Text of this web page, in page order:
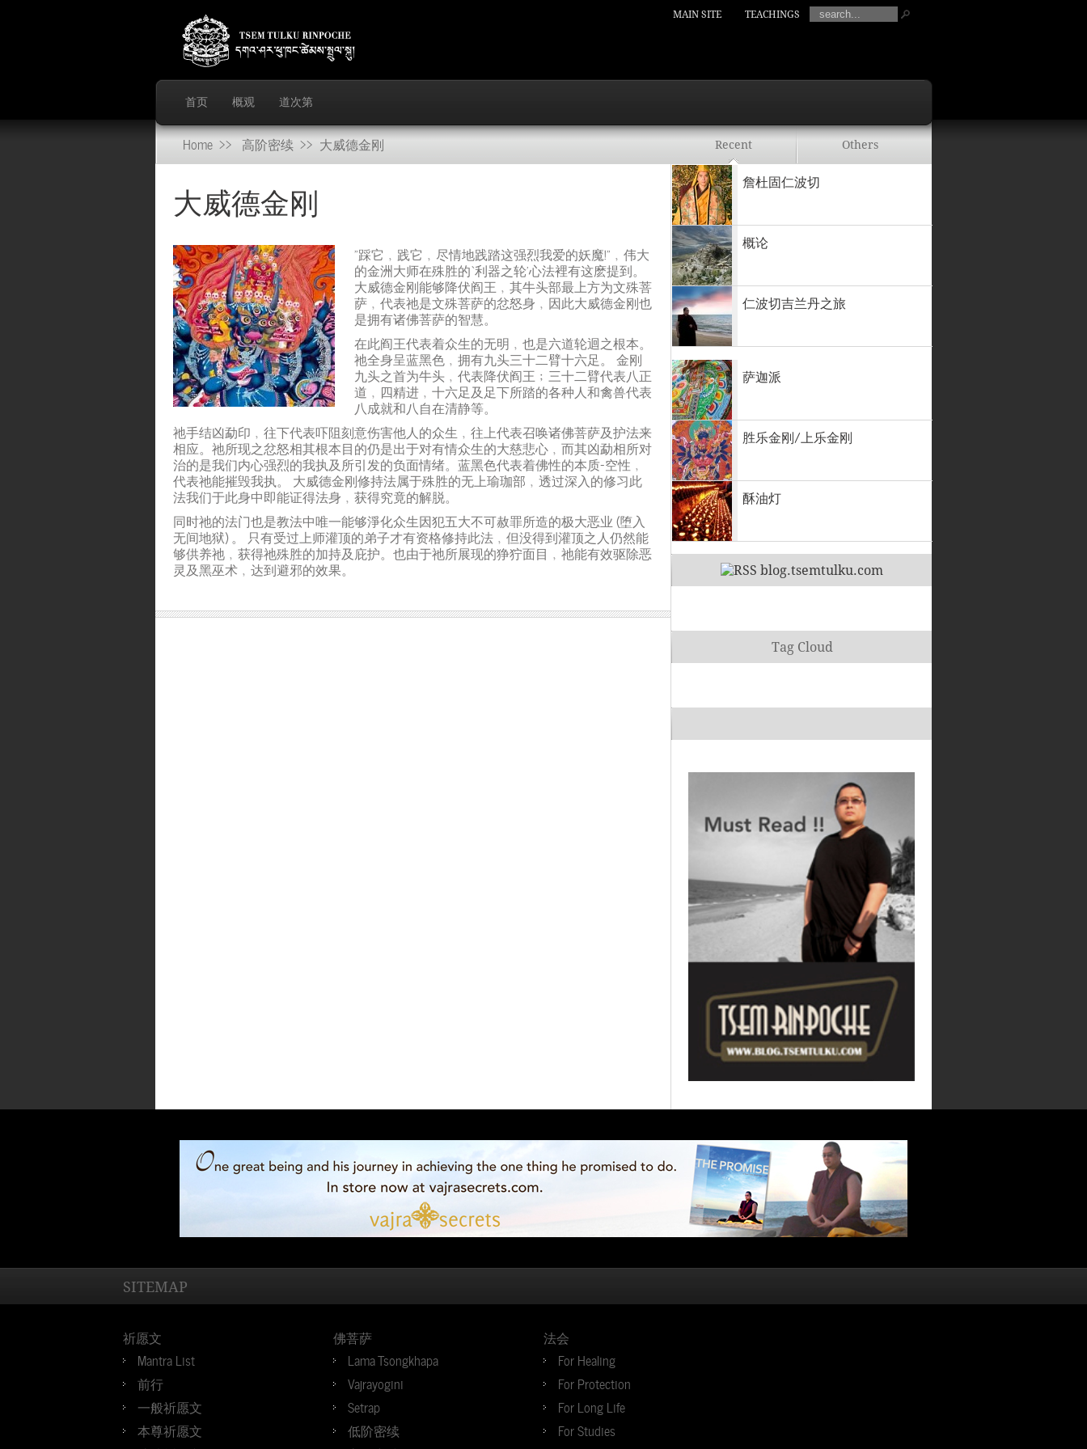
MAIN SITE TEACHINGS
首页 概观 道次第
Home >> 高阶密续 >> 大威德金刚
大威德金刚
“踩它﹐践它﹐尽情地践踏这强烈我爱的妖魔!”﹐伟大
的金洲大师在殊胜的‘利器之轮’心法裡有这麽提到。
大威德金刚能够降伏阎王﹐其牛头部最上方为文殊菩
萨﹐代表祂是文殊菩萨的忿怒身﹐因此大威德金刚也
是拥有诸佛菩萨的智慧。
在此阎王代表着众生的无明﹐也是六道轮迴之根本。
祂全身呈蓝黑色﹐拥有九头三十二臂十六足。 金刚
九头之首为牛头﹐代表降伏阎王﹔三十二臂代表八正
道﹐四精进﹐十六足及足下所踏的各种人和禽兽代表
八成就和八自在清静等。
祂手结凶勐印﹐往下代表吓阻刻意伤害他人的众生﹐往上代表召唤诸佛菩萨及护法来
相应。祂所现之忿怒相其根本目的仍是出于对有情众生的大慈悲心﹐而其凶勐相所对
治的是我们内心强烈的我执及所引发的负面情绪。蓝黑色代表着佛性的本质—空性﹐
代表祂能摧毁我执。 大威德金刚修持法属于殊胜的无上瑜珈部﹐透过深入的修习此
法我们于此身中即能证得法身﹐获得究竟的解脱。
同时祂的法门也是教法中唯一能够淨化众生因犯五大不可赦罪所造的极大恶业 (堕入
无间地狱) 。 只有受过上师灌顶的弟子才有资格修持此法﹐但没得到灌顶之人仍然能
够供养祂﹐获得祂殊胜的加持及庇护。也由于祂所展现的狰狞面目﹐祂能有效驱除恶
灵及黑巫术﹐达到避邪的效果。
Recent Others
詹杜固仁波切
概论
仁波切吉兰丹之旅
萨迦派
胜乐金刚/上乐金刚
酥油灯
blog.tsemtulku.com
Tag Cloud
SITEMAP
祈愿文
Mantra List
前行
一般祈愿文
本尊祈愿文
佛菩萨
Lama Tsongkhapa
Vajrayogini
Setrap
低阶密续
法会
For Healing
For Protection
For Long Life
For Studies